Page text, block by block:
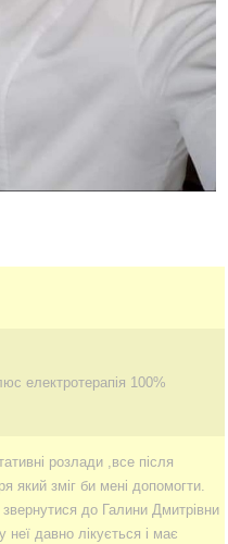
електротерапія 100%
розлади ,все після
який зміг би мені допомогти.
до Галини Дмитрівни
неї давно лікується і має